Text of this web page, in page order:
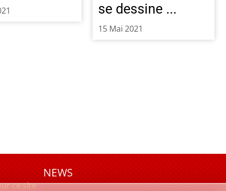
se dessine ...
15 Mai 2021
NEWS
ce site